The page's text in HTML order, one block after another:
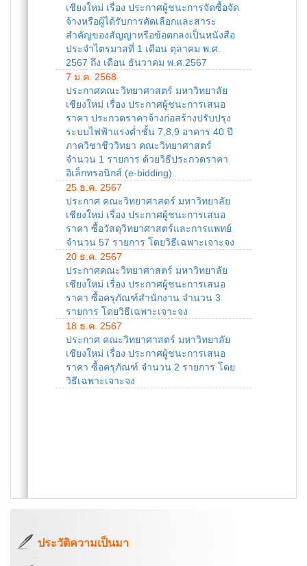
เชียงใหม่ เรื่อง ประกาศผู้ชนะการจัดซื้อจัด
จ้างหรือผู้ได้รับการคัดเลือกและสาระ
สำคัญของสัญญาหรือข้อตกลงเป็นหนังสือ
ประจำไตรมาสที่ 1 เดือน ตุลาคม พ.ศ.
2567 ถึง เดือน ธันวาคม พ.ศ.2567
7 ม.ค. 2568
ประกาศคณะวิทยาศาสตร์ มหาวิทยาลัย
เชียงใหม่ เรื่อง ประกาศผู้ชนะการเสนอ
ราคา ประกวดราคาจ้างก่อสร้างปรับปรุง
ระบบไฟฟ้าแรงต่ำชั้น 7,8,9 อาคาร 40 ปี
ภาควิชาชีววิทยา คณะวิทยาศาสตร์
จำนวน 1 รายการ ด้วยวิธีประกวดราคา
อิเล็กทรอนิกส์ (e-bidding)
25 ธ.ค. 2567
ประกาศ คณะวิทยาศาสตร์ มหาวิทยาลัย
เชียงใหม่ เรื่อง ประกาศผู้ชนะการเสนอ
ราคา ซื้อวัสดุวิทยาศาสตร์และการแพทย์
จำนวน 57 รายการ โดยวิธีเฉพาะเจาะจง
20 ธ.ค. 2567
ประกาศคณะวิทยาศาสตร์ มหาวิทยาลัย
เชียงใหม่ เรื่อง ประกาศผู้ชนะการเสนอ
ราคา ซื้อครุภัณฑ์สำนักงาน จำนวน 3
รายการ โดยวิธีเฉพาะเจาะจง
18 ธ.ค. 2567
ประกาศ คณะวิทยาศาสตร์ มหาวิทยาลัย
เชียงใหม่ เรื่อง ประกาศผู้ชนะการเสนอ
ราคา ซื้อครุภัณฑ์ จำนวน 2 รายการ โดย
วิธีเฉพาะเจาะจง
ประวัติความเป็นมา